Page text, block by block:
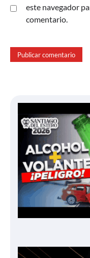
este navegador
comentario.